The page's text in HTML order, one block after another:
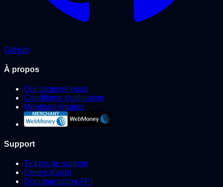
GitHub
À propos
Qui sommes-nous
Conditions d'utilisation
Mentions légales
Support
Tickets de support
Centre d'aide
Documentation API